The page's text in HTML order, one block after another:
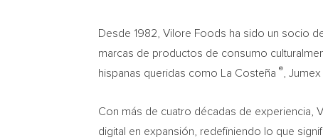
Desde 1982, Vilore Foods ha sido un socio
marcas de productos de consumo
hispanas queridas como La Costeña ® , Jumex
Con más de cuatro décadas de experiencia,
digital en expansión, redefiniendo lo que